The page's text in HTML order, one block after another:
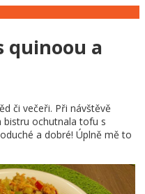
quinoou a
či večeři. Při návštěvě
bistru ochutnala tofu s
a dobré! Úplně mě to